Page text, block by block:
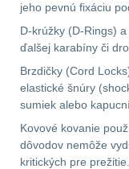
Magnézium
Outdoorová obuv
Oblečenie na
jeho pevnú fixáciu
D-krúžky (D-Rings)
ďalšej karabíny či
Brzdičky (Cord
elastické šnúry
sumiek alebo
Kovové kovanie
dôvodov nemôže
kritických pre prežitie.